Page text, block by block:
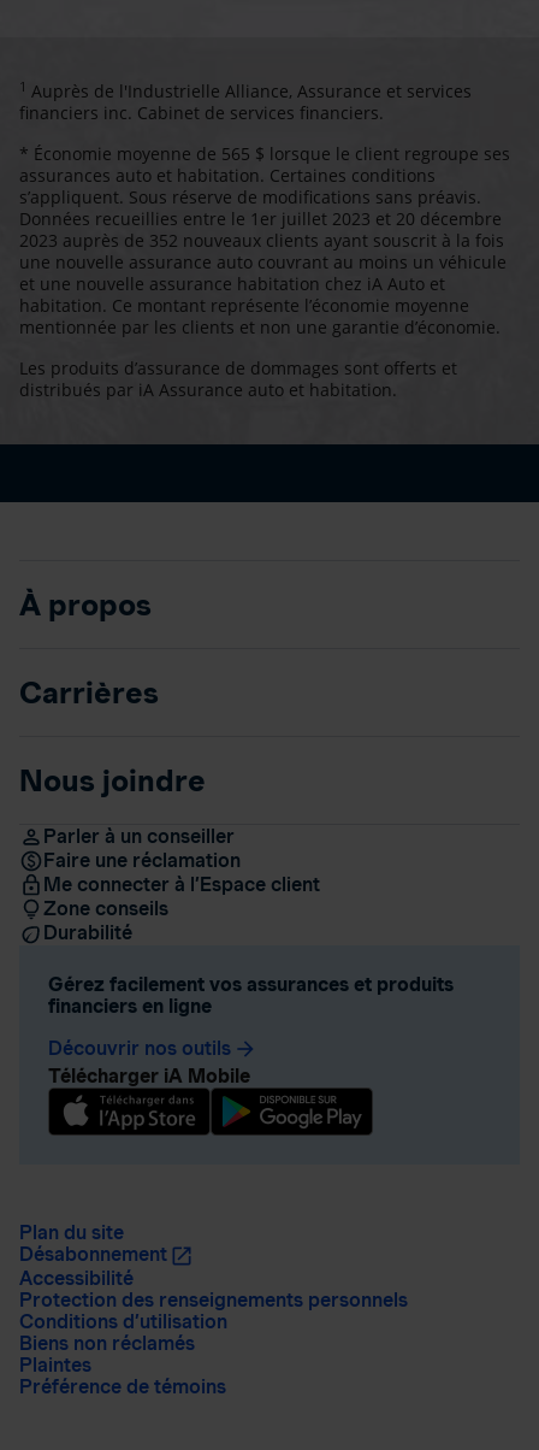
1 Auprès de l'Industrielle Alliance, Assurance et services
financiers inc. Cabinet de services financiers.
* Économie moyenne de 565 $ lorsque le client regroupe ses
assurances auto et habitation. Certaines conditions
s’appliquent. Sous réserve de modifications sans préavis.
Données recueillies entre le 1er juillet 2023 et 20 décembre
2023 auprès de 352 nouveaux clients ayant souscrit à la fois
une nouvelle assurance auto couvrant au moins un véhicule
et une nouvelle assurance habitation chez iA Auto et
habitation. Ce montant représente l’économie moyenne
mentionnée par les clients et non une garantie d’économie.
Les produits d’assurance de dommages sont offerts et
distribués par iA Assurance auto et habitation.
À propos
Carrières
Nous joindre
Parler à un conseiller
Faire une réclamation
Me connecter à l’Espace client
Zone conseils
Durabilité
Gérez facilement vos assurances et produits
financiers en ligne
Découvrir nos outils arrow_forward
Télécharger iA Mobile
Plan du site
Désabonnement
Accessibilité
Protection des renseignements personnels
Conditions d’utilisation
Biens non réclamés
Plaintes
Préférence de témoins